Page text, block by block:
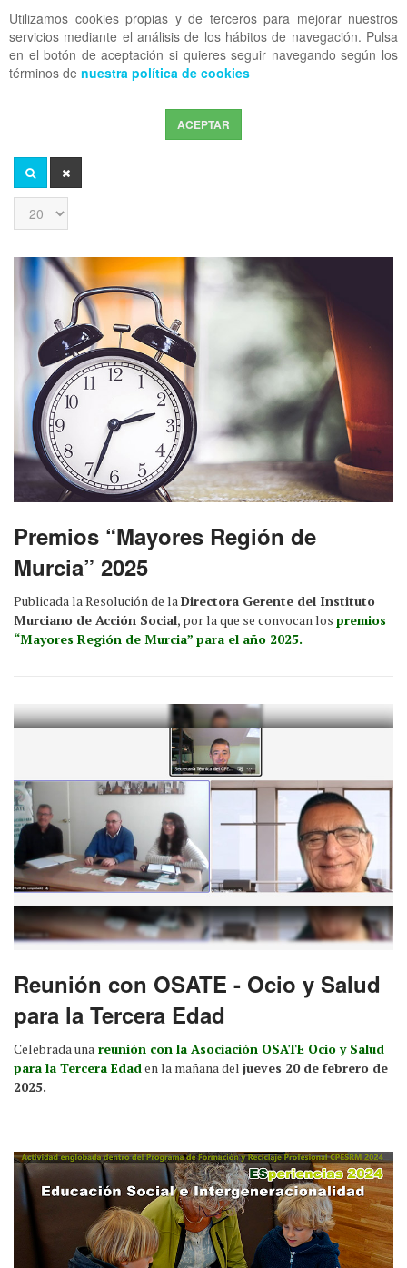
Utilizamos cookies propias y de terceros para mejorar nuestros
servicios mediante el análisis de los hábitos de navegación. Pulsa
en el botón de aceptación si quieres seguir navegando según los
términos de nuestra política de cookies
ACEPTAR
OFF CANVAS
del
títuloBUSCAR
Cantidad
a
Premios “Mayores Región de
Murcia” 2025
Publicada la Resolución de laDirectora Gerente del Instituto
Murciano de Acción Social, por la que se convocan los premios
“Mayores Región de Murcia” para el año 2025.
Reunión con OSATE - Ocio y Salud
para la Tercera Edad
Celebrada una reunión con la Asociación OSATE Ocio y Salud
para la Tercera Edaden la mañana del jueves 20 de febrero de
2025.